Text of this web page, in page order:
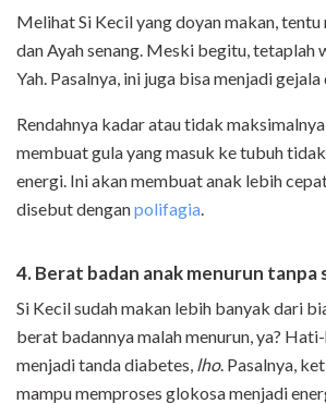
Melihat Si Kecil yang doyan makan,
dan Ayah senang. Meski begitu, tetaplah
Yah. Pasalnya, ini juga bisa menjadi
Rendahnya kadar atau tidak
membuat gula yang masuk ke tubuh
energi. Ini akan membuat anak lebih
disebut denganpolifagia.
4. Berat badan anak menurun tanpa
Si Kecil sudah makan lebih banyak dari
berat badannya malah menurun, ya?
menjadi tanda diabetes, lho. Pasalnya,
mampu memproses glokosa menjadi